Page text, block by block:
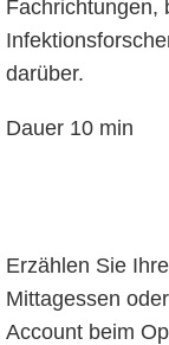
Fachrichtungen,
darüber.
Dauer 10 min
Erzählen Sie
Mittagessen
Account beim